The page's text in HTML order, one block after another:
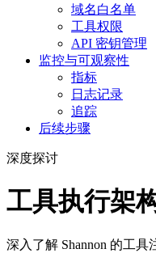
域名白名单
工具权限
API 密钥管理
监控与可观察性
指标
日志记录
追踪
后续步骤
深度探讨
工具执行架
深入了解 Shannon 的工